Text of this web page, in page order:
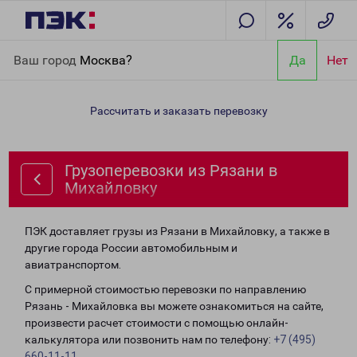
Ваш город Москва? Да Нет
Михайловку
Рассчитать и заказать перевозку
Грузоперевозки из Рязани в
Михайловку
ПЭК доставляет грузы из Рязани в Михайловку, а также в
другие города России автомобильным и
авиатранспортом.
С примерной стоимостью перевозки по направлению
Рязань - Михайловка вы можете ознакомиться на сайте,
произвести расчет стоимости с помощью онлайн-
калькулятора или позвонить нам по телефону: +7 (495)